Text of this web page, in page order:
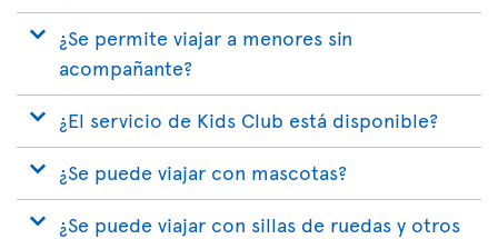
¿Se permite viajar a menores sin
acompañante?
¿El servicio de Kids Club está disponible?
¿Se puede viajar con mascotas?
¿Se puede viajar con sillas de ruedas y otros